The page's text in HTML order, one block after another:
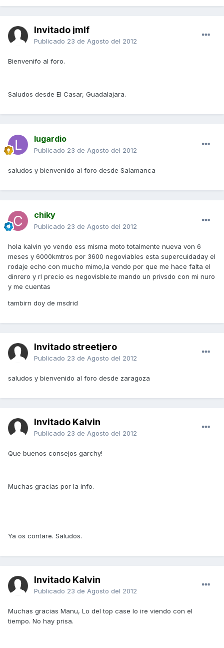
Invitado jmlf
Publicado 23 de Agosto del 2012
Bienvenifo al foro.
Saludos desde El Casar, Guadalajara.
lugardio
Publicado 23 de Agosto del 2012
saludos y bienvenido al foro desde Salamanca
chiky
Publicado 23 de Agosto del 2012
hola kalvin yo vendo ess misma moto totalmente nueva von 6
meses y 6000kmtros por 3600 negoviables esta supercuidaday el
rodaje echo con mucho mimo,la vendo por que me hace falta el
dinrero y rl precio es negovisble.te mando un privsdo con mi nuro
y me cuentas
tambirn doy de msdrid
Invitado streetjero
Publicado 23 de Agosto del 2012
saludos y bienvenido al foro desde zaragoza
Invitado Kalvin
Publicado 23 de Agosto del 2012
Que buenos consejos garchy!
Muchas gracias por la info.
Ya os contare. Saludos.
Invitado Kalvin
Publicado 23 de Agosto del 2012
Muchas gracias Manu, Lo del top case lo ire viendo con el
tiempo. No hay prisa.